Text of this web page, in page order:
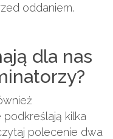
oddaniem.
dla nas
podkreślają kilka
polecenie dwa